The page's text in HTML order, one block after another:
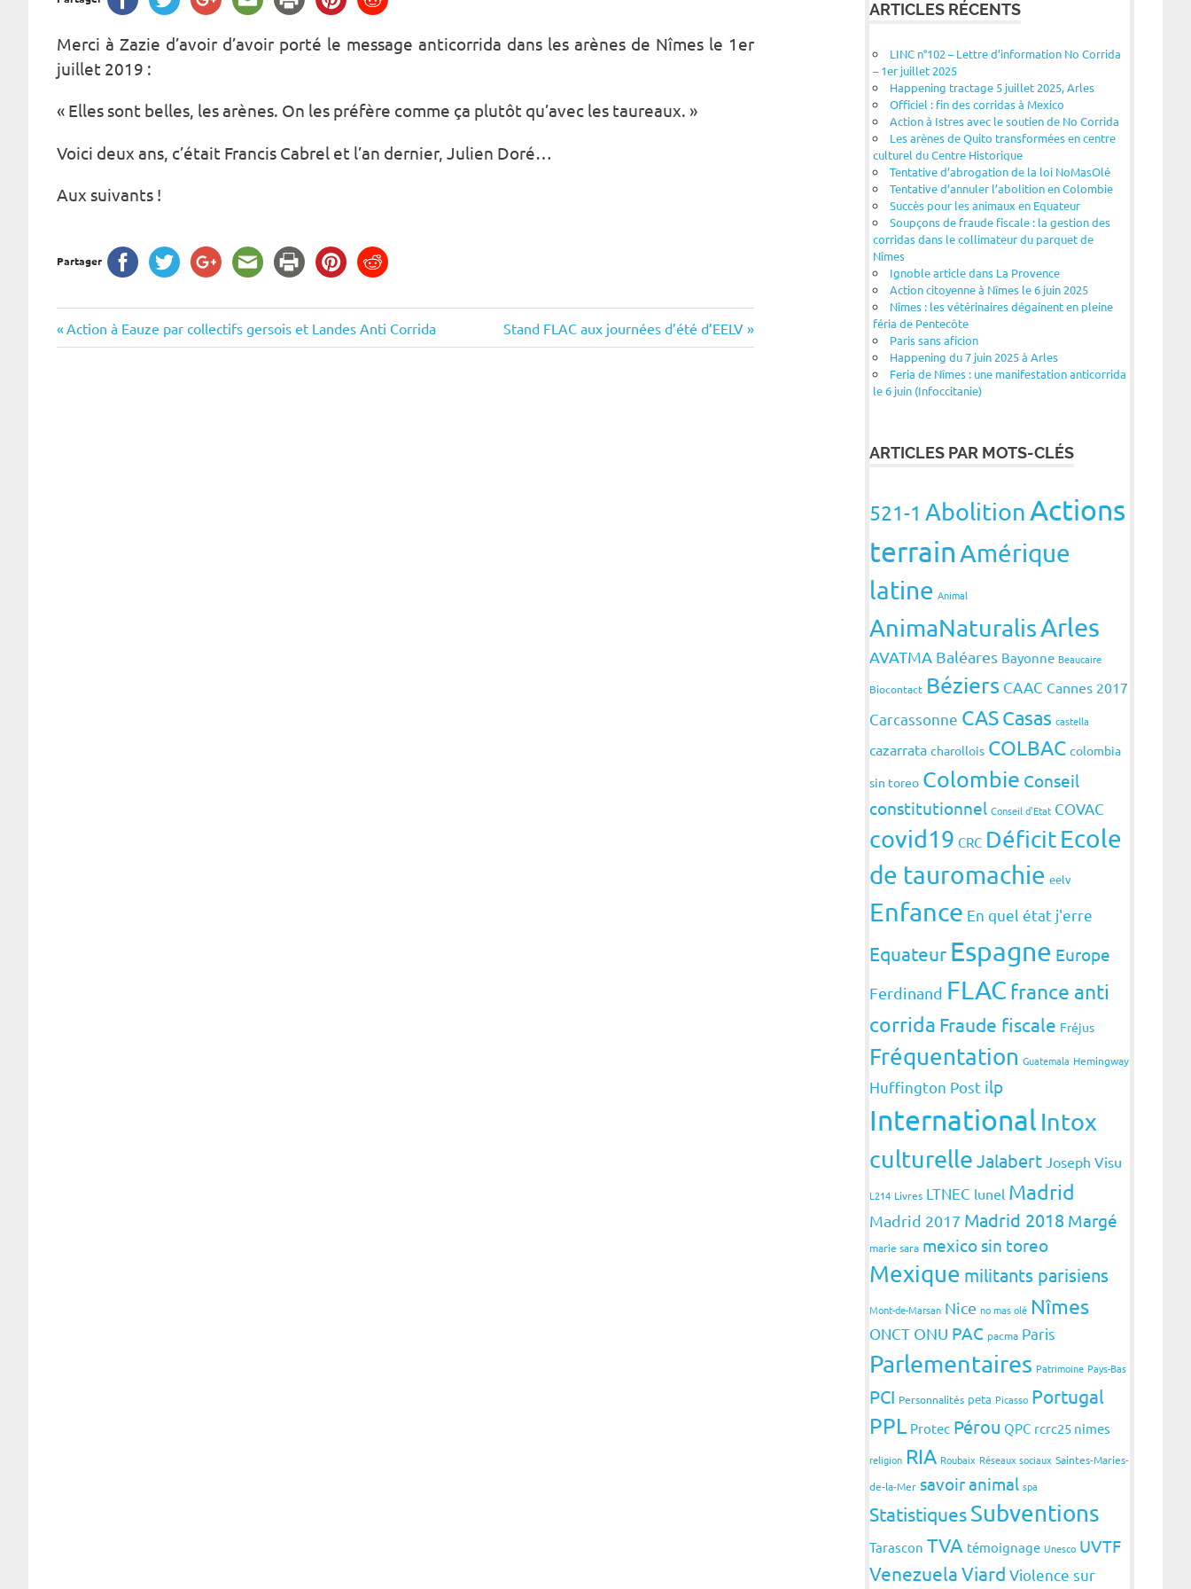
Merci à Zazie d’avoir d’avoir porté le message anticorrida dans les arènes de Nîmes le 1er
juillet 2019 :
« Elles sont belles, les arènes. On les préfère comme ça plutôt qu’avec les taureaux. »
Voici deux ans, c’était Francis Cabrel et l’an dernier, Julien Doré…
Aux suivants !
Partager
Navigation
Previous
Post:
Action à Eauze par collectifs gersois et Landes Anti Corrida
Next
Post:
Stand FLAC aux journées d’été d’EELV
ARTICLES RÉCENTS
LINC n°102 – Lettre d’information No Corrida
– 1er juillet 2025
Happening tractage 5 juillet 2025, Arles
Officiel : fin des corridas à Mexico
Action à Istres avec le soutien de No Corrida
Les arènes de Quito transformées en centre
culturel du Centre Historique
Tentative d’abrogation de la loi NoMasOlé
Tentative d’annuler l’abolition en Colombie
Succès pour les animaux en Equateur
Soupçons de fraude fiscale : la gestion des
corridas dans le collimateur du parquet de
Nîmes
Ignoble article dans La Provence
Action citoyenne à Nîmes le 6 juin 2025
Nîmes : les vétérinaires dégainent en pleine
féria de Pentecôte
Paris sans aficion
Happening du 7 juin 2025 à Arles
Feria de Nîmes : une manifestation anticorrida
le 6 juin (Infoccitanie)
ARTICLES PAR MOTS-CLÉS
521-1 AbolitionActions
terrainAmérique
latine Animal
AnimaNaturalisArles
AVATMA Baléares Bayonne Beaucaire
Biocontact Béziers CAAC Cannes 2017
Carcassonne CASCasas castella
cazarrata charollois COLBAC colombia
sin toreo Colombie Conseil
constitutionnel Conseil d'Etat COVAC
covid19 CRC DéficitEcole
de tauromachie eelv
Enfance En quel état j'erre
Equateur Espagne Europe
Ferdinand FLAC france anti
corrida Fraude fiscale Fréjus
Fréquentation Guatemala Hemingway
Huffington Post ilp
International Intox
culturelle Jalabert Joseph Visu
L214 Livres LTNEC lunel Madrid
Madrid 2017 Madrid 2018 Margé
marie sara mexico sin toreo
Mexique militants parisiens
Mont-de-Marsan Nice no mas olé Nîmes
ONCT ONU PAC pacma Paris
Parlementaires Patrimoine Pays-Bas
PCI Personnalités peta Picasso Portugal
PPL Protec Pérou QPC rcrc25 nimes
religion RIA Roubaix Réseaux sociaux Saintes-Maries-
de-la-Mer savoir animal spa
StatistiquesSubventions
Tarascon TVA témoignage Unesco UVTF
VenezuelaViard Violence sur